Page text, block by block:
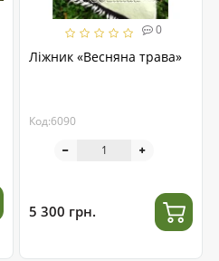
0
Ліжник «Весняна трава»
Код:6090
5 300 грн.